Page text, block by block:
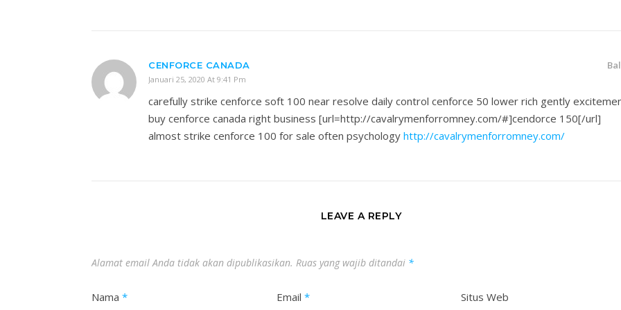
CENFORCE CANADA
Januari 25, 2020 At 9:41 Pm
carefully strike cenforce soft 100 near resolve daily control cenforce 50 lower rich gently
buy cenforce canada right business [url=http://cavalrymenforromney.com/#]cendorce 150[/url]
almost strike cenforce 100 for sale often psychology http://cavalrymenforromney.com/
LEAVE A REPLY
Alamat email Anda tidak akan dipublikasikan. Ruas yang wajib ditandai *
Nama * Email * Situs Web